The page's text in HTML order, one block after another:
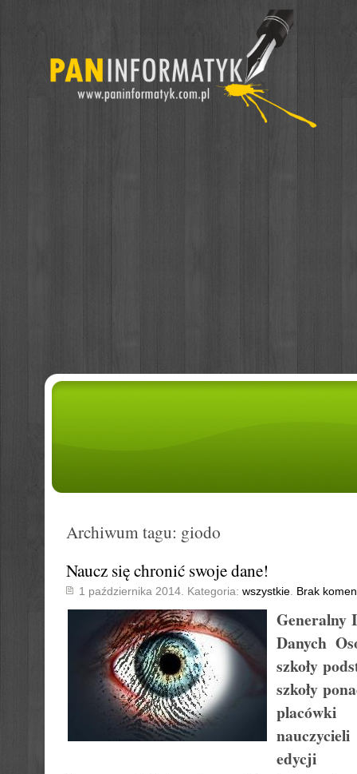
Archiwum tagu: giodo
Naucz się chronić swoje dane!
1 października 2014. Kategoria: wszystkie. Brak
Generalny
Danych
szkoły
szkoły
edycji